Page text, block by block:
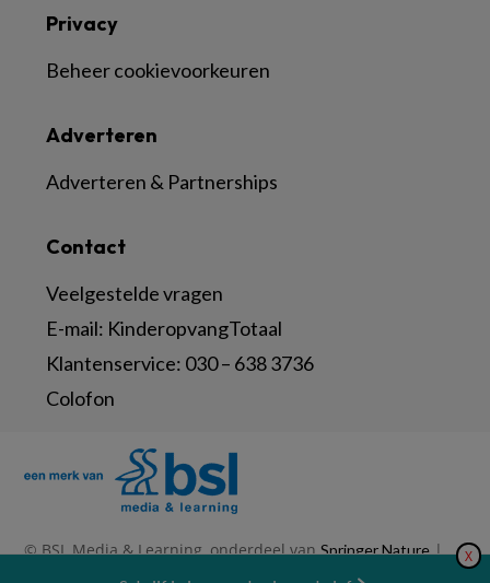
Contact
Veelgestelde vragen
E-mail: KinderopvangTotaal
Klantenservice: 030 – 638 3736
Colofon
Adverteren
Adverteren & Partnerships
Privacy
Beheer cookievoorkeuren
© BSL Media & Learning, onderdeel vanSpringer Nature| X